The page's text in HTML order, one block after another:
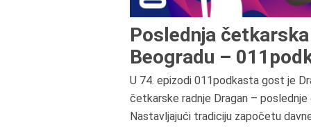
Poslednja
Beogradu –
U 74. epizodi 011podkasta gost je
četkarske radnje Dragan –
Nastavljajući tradiciju započetu